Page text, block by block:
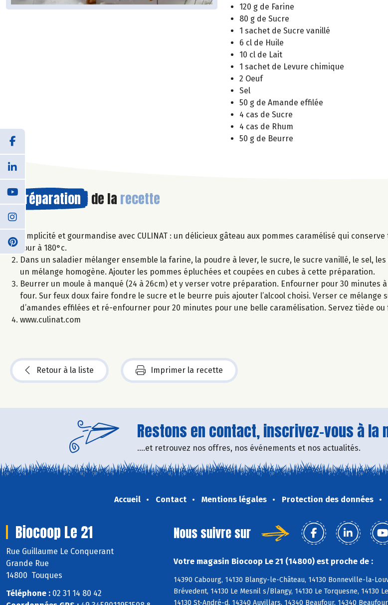
120 g de Farine
80 g de Sucre
1 sachet de Sucre vanillé
6 cl de Huile
10 cl de Lait
1 sachet de Levure chimique
2 Oeuf
Sel
50 g de Amande effilée
4 cas de Sucre
4 cas de Rhum
50 g de Beurre
Préparation de la recette
Simplicité et gourmandise avec CULINAT : un délicieux gâteau aux pommes caramélisé qui
four à 180°c.
Dans un saladier mélanger ensemble la farine, la poudre à lever, le sucre, le sucre vanillé, le sel,
un mélange homogène. Ajouter les pommes épluchées et coupées en cubes à cette préparation.
Beurrer un moule à manqué (24 à 26cm) et y verser votre préparation. Enfourner pour 30 minutes
four. Sur feux doux faire fondre le sucre et le beurre puis ajouter l’alcool choisi. Verser ce mélange
d’amandes effilées et ré-enfourner pour 20 minutes pour une belle caramélisation. Servez tiède ou
www.culinat.com
Retour à la liste Imprimer la recette
Restons en contact, inscrivez-vous à la
....et retrouvez nos offres, nos événements et nos actualités.
Accueil Contact Mentions légales Protection des données
Biocoop Le 21
Rue Guillaume Le Conquerant
Grande Rue
14800 Touques
Téléphone : 02 31 14 80 42
Nous suivre sur
Votre magasin Biocoop Le 21 (14800) est proche de :
14390 Cabourg, 14130 Blangy-le-Château, 14130 Bonneville-la-
Brévedent, 14130 Le Mesnil s/Blangy, 14130 Le Torquesne,
14130 St-André-d, 14340 Auvillars, 14340 Beaufour, 14340